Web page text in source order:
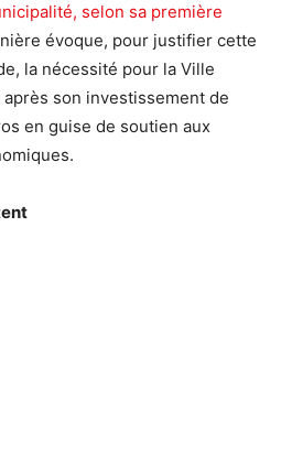
selon sa première
évoque, pour justifier cette
la nécessité pour la Ville
après son investissement de
en guise de soutien aux